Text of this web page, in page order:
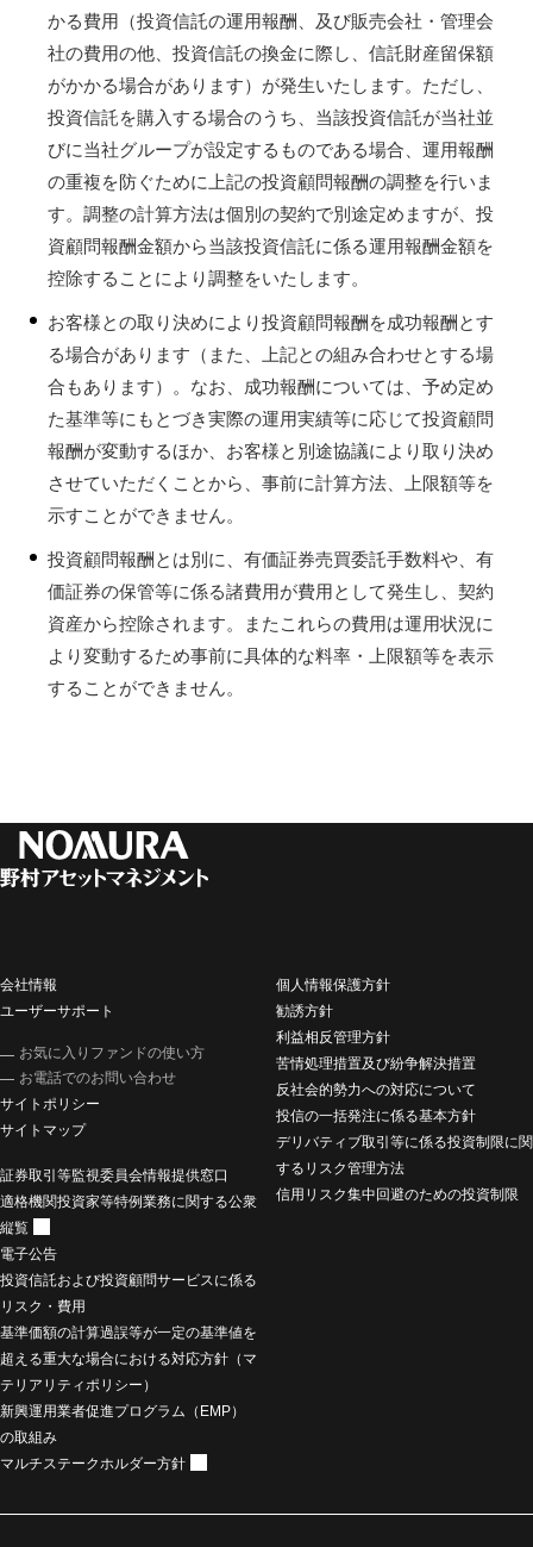
かる費用（投資信託の運用報酬、及び販売会社・管理会
社の費用の他、投資信託の換金に際し、信託財産留保額
がかかる場合があります）が発生いたします。ただし、
投資信託を購入する場合のうち、当該投資信託が当社並
びに当社グループが設定するものである場合、運用報酬
の重複を防ぐために上記の投資顧問報酬の調整を行いま
す。調整の計算方法は個別の契約で別途定めますが、投
資顧問報酬金額から当該投資信託に係る運用報酬金額を
控除することにより調整をいたします。
お客様との取り決めにより投資顧問報酬を成功報酬とす
る場合があります（また、上記との組み合わせとする場
合もあります）。なお、成功報酬については、予め定め
た基準等にもとづき実際の運用実績等に応じて投資顧問
報酬が変動するほか、お客様と別途協議により取り決め
させていただくことから、事前に計算方法、上限額等を
示すことができません。
投資顧問報酬とは別に、有価証券売買委託手数料や、有
価証券の保管等に係る諸費用が費用として発生し、契約
資産から控除されます。またこれらの費用は運用状況に
より変動するため事前に具体的な料率・上限額等を表示
することができません。
会社情報
ユーザーサポート
お気に入りファンドの使い方
お電話でのお問い合わせ
サイトポリシー
サイトマップ
個人情報保護方針
勧誘方針
利益相反管理方針
苦情処理措置及び紛争解決措置
反社会的勢力への対応について
投信の一括発注に係る基本方針
デリバティブ取引等に係る投資制限に関
するリスク管理方法
信用リスク集中回避のための投資制限
証券取引等監視委員会情報提供窓口
適格機関投資家等特例業務に関する公衆
縦覧
電子公告
投資信託および投資顧問サービスに係る
リスク・費用
基準価額の計算過誤等が一定の基準値を
超える重大な場合における対応方針（マ
テリアリティポリシー）
新興運用業者促進プログラム（EMP）
の取組み
マルチステークホルダー方針